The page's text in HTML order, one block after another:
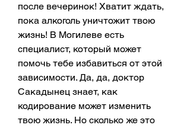
после вечеринок! Хватит ждать,
пока алкоголь уничтожит твою
жизнь! В Могилеве есть
специалист, который может
помочь тебе избавиться от этой
зависимости. Да, да, доктор
Сакадынец знает, как
кодирование может изменить
твою жизнь. Но сколько же это